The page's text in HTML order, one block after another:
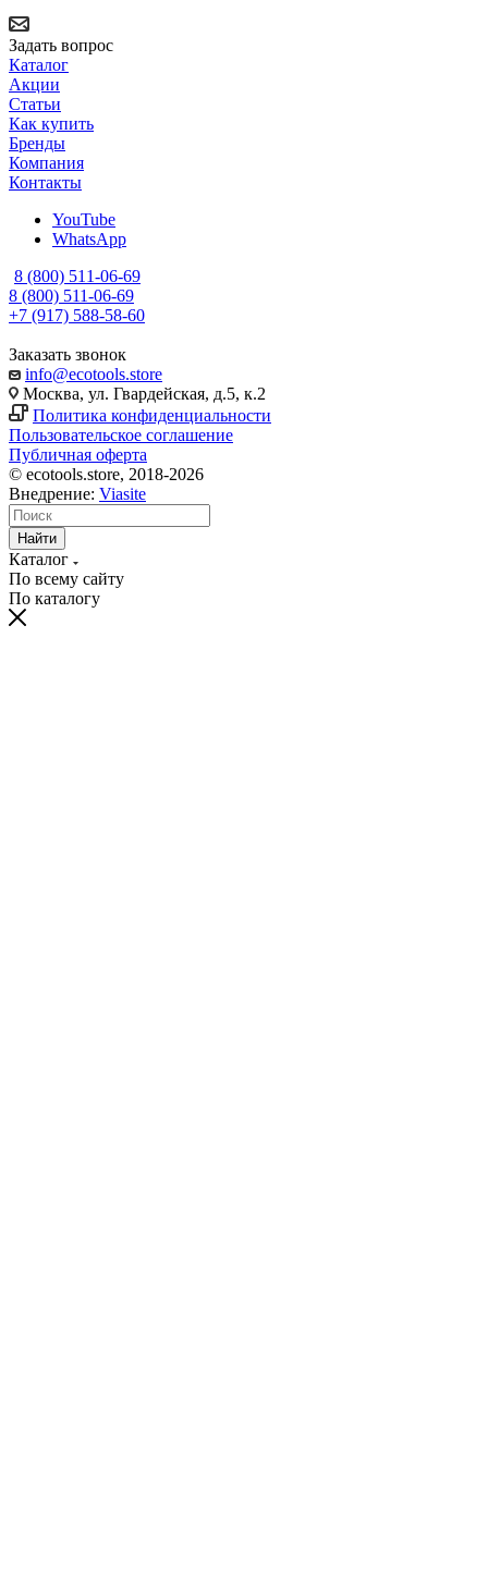
Задать вопрос
Каталог
Акции
Статьи
Как купить
Бренды
Компания
Контакты
YouTube
WhatsApp
8 (800) 511-06-69
8 (800) 511-06-69
+7 (917) 588-58-60
Заказать звонок
info@ecotools.store
Москва, ул. Гвардейская, д.5, к.2
Политика конфиденциальности
Пользовательское соглашение
Публичная оферта
© ecotools.store, 2018-2026
Внедрение: Viasite
Найти
Каталог
По всему сайту
По каталогу